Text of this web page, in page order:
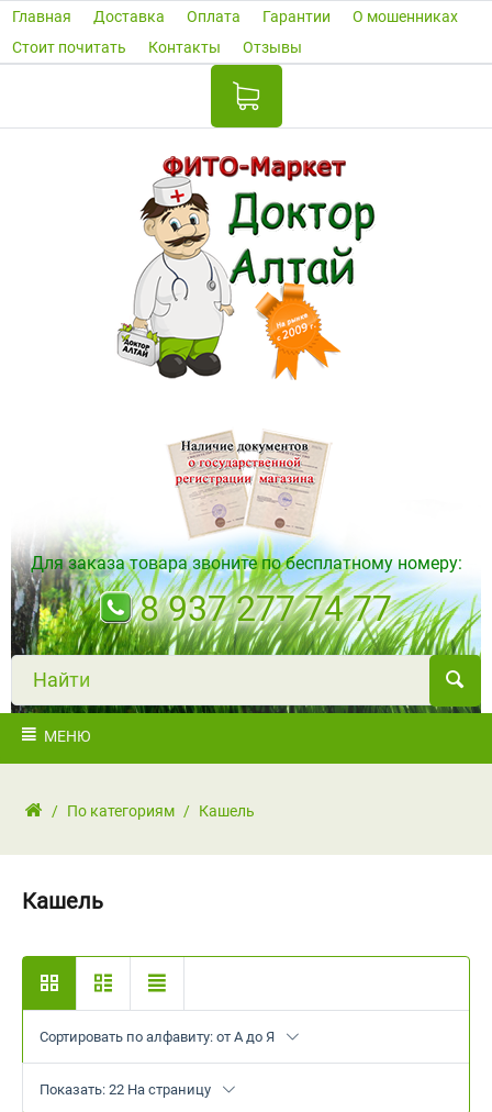
Главная Доставка Оплата Гарантии
О мошенниках
Стоит почитать
Контакты Отзывы
Для заказа товара звоните по бесплатному номеру:
8 937 277 74 77
Найти
МЕНЮ
/ По категориям / Кашель
Кашель
Сортировать по алфавиту: от А до Я
Показать: 22 На страницу